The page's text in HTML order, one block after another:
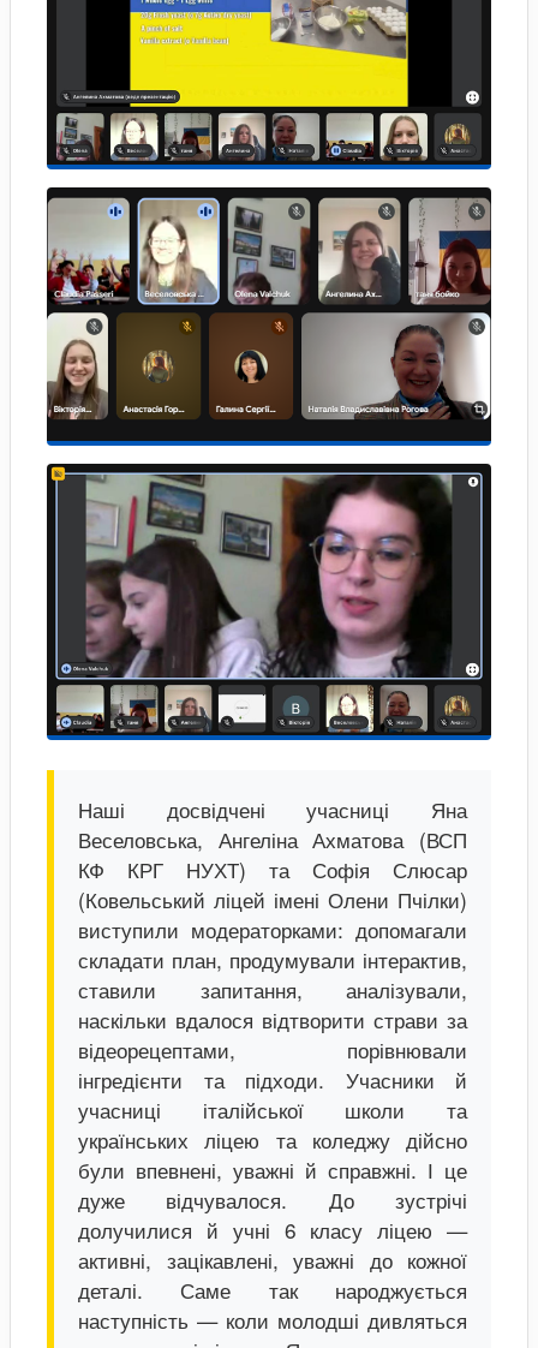
Наші досвідчені учасниці Яна
Веселовська, Ангеліна Ахматова (ВСП
КФ КРГ НУХТ) та Софія Слюсар
(Ковельський ліцей імені Олени Пчілки)
виступили модераторками: допомагали
складати план, продумували інтерактив,
ставили запитання, аналізували,
наскільки вдалося відтворити страви за
відеорецептами, порівнювали
інгредієнти та підходи. Учасники й
учасниці італійської школи та
українських ліцею та коледжу дійсно
були впевнені, уважні й справжні. І це
дуже відчувалося. До зустрічі
долучилися й учні 6 класу ліцею —
активні, зацікавлені, уважні до кожної
деталі. Саме так народжується
наступність — коли молодші дивляться